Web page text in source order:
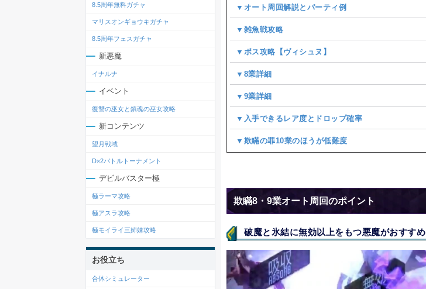
▼オート周回解説とパーティ例
▼雑魚戦攻略
▼ボス攻略【ヴィシュヌ】
▼8業詳細
▼9業詳細
▼入手できるレア度とドロップ確率
▼欺瞞の罪10業のほうが低難度
欺瞞8・9業オート周回のポイント
破魔と氷結に無効以上をもつ悪魔がおすすめ
8.5周年無料ガチャ
マリスオンギョウキガチャ
8.5周年フェスガチャ
新悪魔
イナルナ
イベント
復讐の巫女と鎮魂の巫女攻略
新コンテンツ
望月戦域
D×2バトルトーナメント
デビルバスター極
極ラーマ攻略
極アスラ攻略
極モイライ三姉妹攻略
お役立ち
合体シミュレーター